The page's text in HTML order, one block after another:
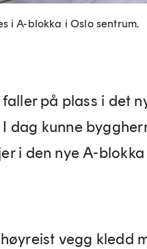
i A-blokka i Oslo sentrum.
på plass i det
dag kunne
i den nye A-
vegg kledd